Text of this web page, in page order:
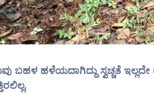
ಹಳೆಯದಾಗಿದ್ದು ಸ್ವಚ್ಚತೆ ಇಲ್ಲದೇ